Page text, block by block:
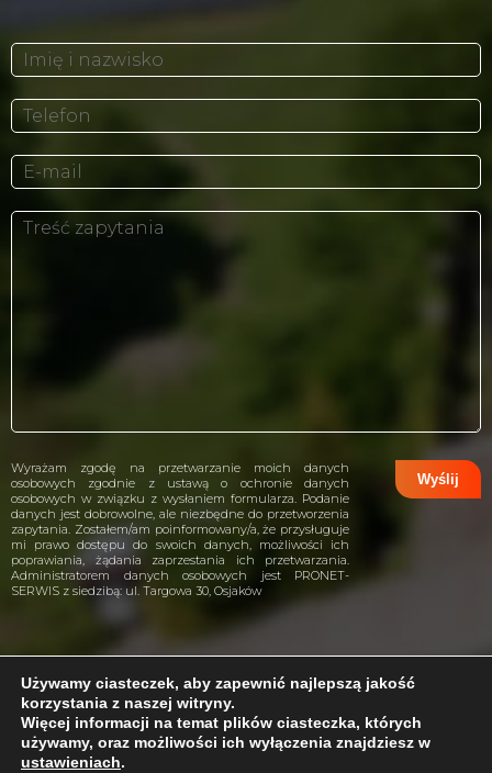
Problem z internetem?
Wyrażam zgodę na przetwarzanie moich danych
osobowych zgodnie z ustawą o ochronie danych
osobowych w związku z wysłaniem formularza. Podanie
danych jest dobrowolne, ale niezbędne do przetworzenia
zapytania. Zostałem/am poinformowany/a, że przysługuje
mi prawo dostępu do swoich danych, możliwości ich
poprawiania, żądania zaprzestania ich przetwarzania.
Administratorem danych osobowych jest PRONET-
SERWIS z siedzibą: ul. Targowa 30, Osjaków
projekt i wykonanie:CreativeHeads.pl
Używamy ciasteczek, aby zapewnić najlepszą jakość
korzystania z naszej witryny.
Więcej informacji na temat plików ciasteczka, których
używamy, oraz możliwości ich wyłączenia znajdziesz w
ustawieniach.